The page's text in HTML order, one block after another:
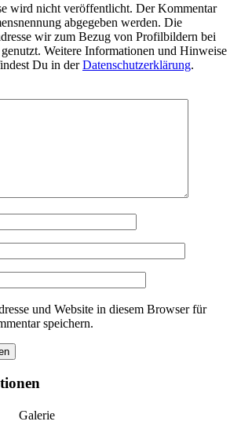
wird nicht veröffentlicht. Der Kommentar
abgegeben werden. Die
wir zum Bezug von Profilbildern bei
Weitere Informationen und Hinweise
Du in derDatenschutzerklärung.
und Website in diesem Browser für
speichern.
Galerie